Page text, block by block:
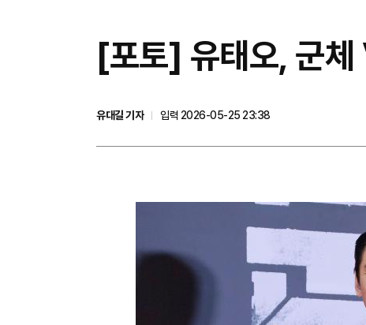
[포토] 유태오, 군
유대길 기자
입력 2026-05-25 23:38